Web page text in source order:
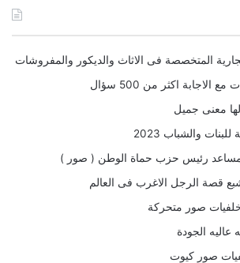
المتخصصة فى الاثاث والديكور والمفروشات
اكثر من 500 سؤال
معنى جميل
والشباب 2023
مساعد رئيس حزب حماة الوطن ( صور )
قصة الرجل الاغرب فى العالم
صور متحركة
الجودة
صور كيوت